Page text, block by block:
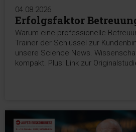
04.08.2026
Erfolgsfaktor
Warum eine professionelle
Trainer der Schlüssel zur
unsere Science News.
kompakt. Plus: Link zur